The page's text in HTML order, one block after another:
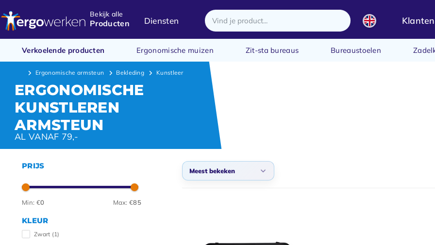
Bekijk alle
Producten Diensten
Verkoelende producten Ergonomische muizen Zit-sta bureaus Bureaustoelen
Ergonomische armsteun Bekleding Kunstleer
ERGONOMISCHE
KUNSTLEREN
ARMSTEUN
AL VANAF 79,-
PRIJS
Min: €0 Max: €85
KLEUR
Zwart (1)
Meest bekeken
Laagste prijs